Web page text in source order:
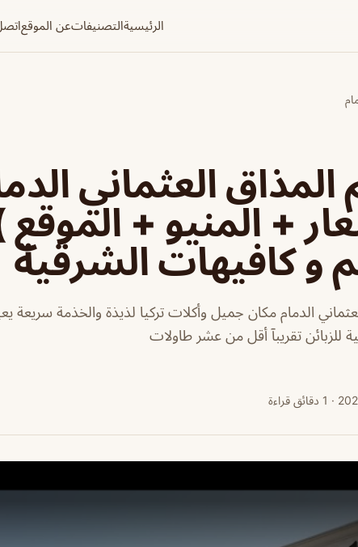
الرئيسيةالتصنيفاتعن الموقع
العثماني
+ المنيو +
و كافيهات الشرقية
الدمام مكان جميل وأكلات تركيا لذيذة والخذمة سريعة
للزبائن تقريبآ أقل من عشر طاولات